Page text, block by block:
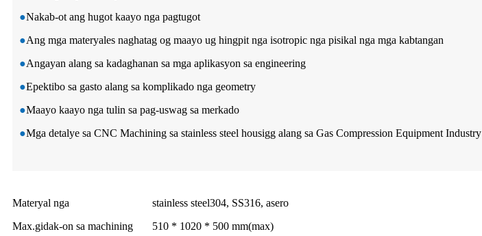
●Nakab-ot ang hugot kaayo nga pagtugot
●Ang mga materyales naghatag og maayo ug hingpit nga isotropic nga pisikal nga mga kabtangan
●Angayan alang sa kadaghanan sa mga aplikasyon sa engineering
●Epektibo sa gasto alang sa komplikado nga geometry
●Maayo kaayo nga tulin sa pag-uswag sa merkado
●Mga detalye sa CNC Machining sa stainless steel housigg alang sa Gas Compression Equipment Industry
Materyal nga
stainless steel304, SS316, asero
Max.gidak-on sa machining
510 * 1020 * 500 mm(max)